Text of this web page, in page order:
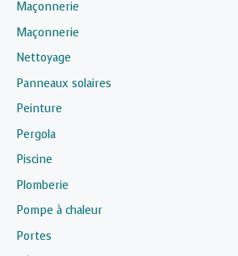
Maçonnerie
Maçonnerie
Nettoyage
Panneaux solaires
Peinture
Pergola
Piscine
Plomberie
Pompe à chaleur
Portes